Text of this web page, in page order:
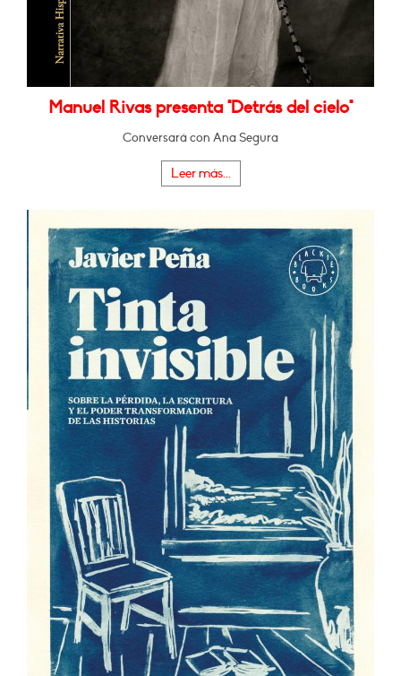
Manuel Rivas presenta "Detrás del cielo"
Conversará con Ana Segura
Leer más...